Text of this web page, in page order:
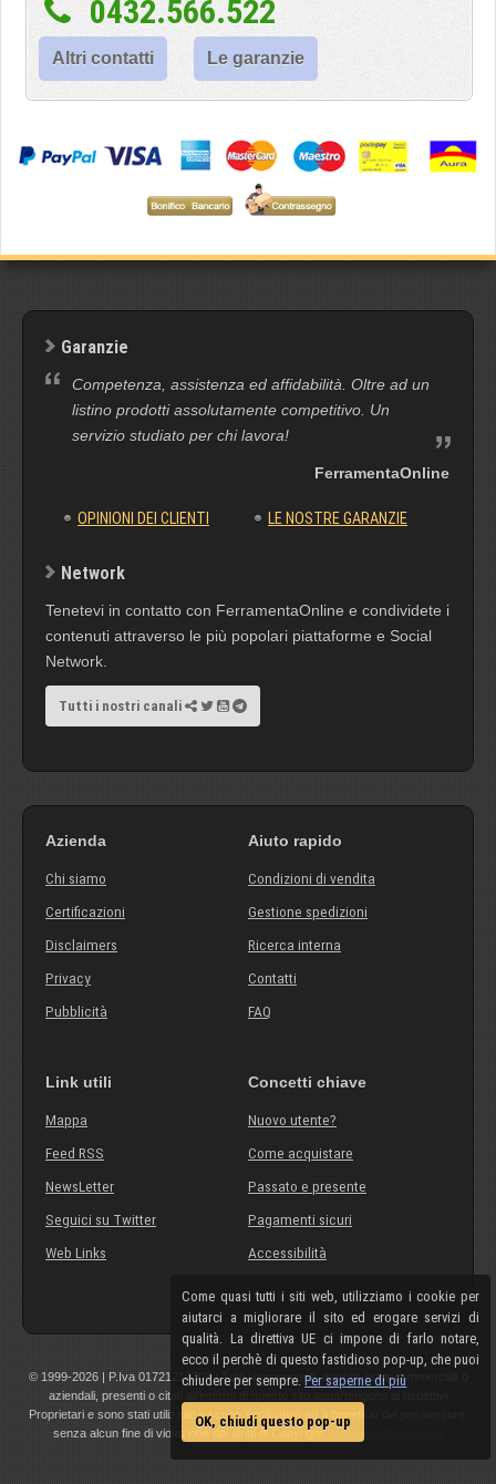
Come quasi tutti i siti web, utilizziamo i cookie per
aiutarci a migliorare il sito ed erogare servizi di
qualità. La direttiva UE ci impone di farlo notare,
ecco il perchè di questo fastidioso pop-up, che puoi
chiudere per sempre.Per saperne di più
OK, chiudi questo pop-up
0432.566.522
Altri contatti Le garanzie
Garanzie
Competenza, assistenza ed affidabilità. Oltre ad un
listino prodotti assolutamente competitivo. Un
servizio studiato per chi lavora!
FerramentaOnline
OPINIONI DEI CLIENTI LE NOSTRE GARANZIE
Network
Tenetevi in contatto con FerramentaOnline e condividete i
contenuti attraverso le più popolari piattaforme e Social
Network.
Tutti i nostri canali
Azienda
Chi siamo
Certificazioni
Disclaimers
Privacy
Pubblicità
Aiuto rapido
Condizioni di vendita
Gestione spedizioni
Ricerca interna
Contatti
FAQ
Link utili
Mappa
Feed RSS
NewsLetter
Seguici su Twitter
Web Links
Concetti chiave
Nuovo utente?
Come acquistare
Passato e presente
Pagamenti sicuri
Accessibilità
© 1999-2026 | P.Iva 01721210308 | Tutti i componenti, marchi, nomi commerciali o
aziendali, presenti o citati all'interno di questo sito appartengono ai rispettivi
Proprietari e sono stati utilizzati a scopo esplicativo ed a beneficio del possessore,
senza alcun fine di violazione dei diritti di Copyright.
Maggiori informazioni